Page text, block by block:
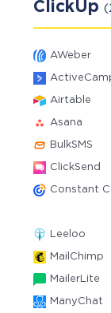
ClickUp
AWeber
Airtable
Asana
BulkSMS
ClickSend
Constant
Leeloo
MailChimp
MailerLite
ManyChat